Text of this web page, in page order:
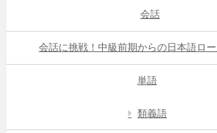
会話
会話に挑戦！中級前期からの日本語ロ
単語
類義語